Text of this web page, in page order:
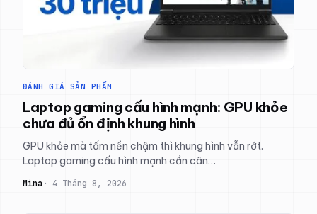
ĐÁNH GIÁ SẢN PHẨM
Laptop gaming cấu hình mạnh: GPU khỏe
chưa đủ ổn định khung hình
GPU khỏe mà tấm nền chậm thì khung hình vẫn rớt.
Laptop gaming cấu hình mạnh cần cân…
Mina 4 Tháng 8, 2026